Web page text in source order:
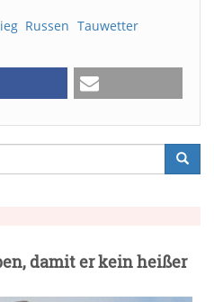
Russen Tauwetter
damit er kein heißer